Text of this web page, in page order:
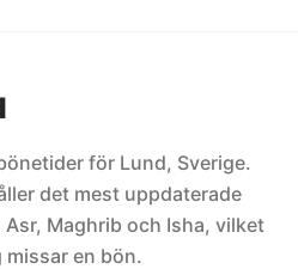
för Lund, Sverige.
det mest uppdaterade
Maghrib och Isha, vilket
en bön.